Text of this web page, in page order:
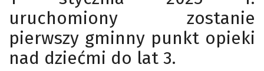
uruchomiony zostanie
pierwszy gminny punkt opieki
nad dziećmi do lat 3.